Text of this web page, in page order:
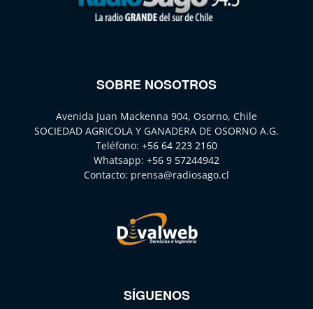
SOBRE NOSOTROS
Avenida Juan Mackenna 904, Osorno, Chile
SOCIEDAD AGRICOLA Y GANADERA DE OSORNO A.G.
Teléfono: +56 64 223 2160
Whatsapp: +56 9 57244942
Contacto: prensa@radiosago.cl
SÍGUENOS